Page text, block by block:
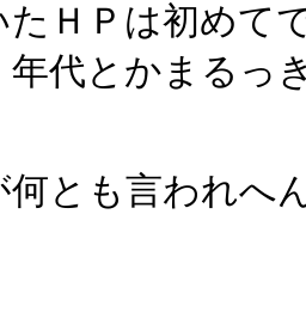
たＨＰは初めて
代とかまるっ
何とも言われへ